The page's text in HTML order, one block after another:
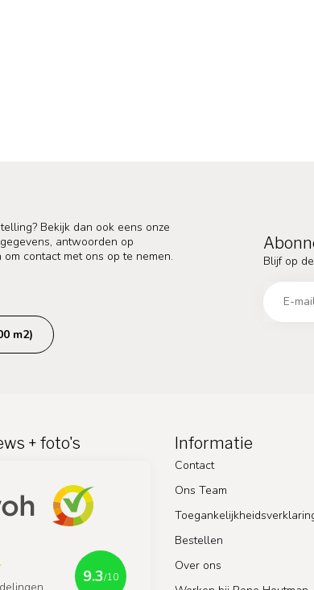
Bekijk dan ook eens onze
antwoorden op
contact met ons op te nemen.
m2)
Blijf op
+ foto's
9.3/10
Informatie
Contact
Ons Team
Bestellen
Over ons